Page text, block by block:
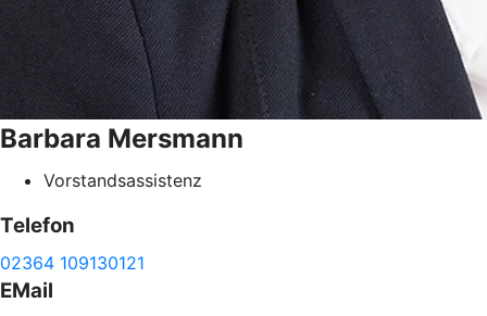
Barbara Mersmann
Vorstandsassistenz
Telefon
02364 109130121
EMail